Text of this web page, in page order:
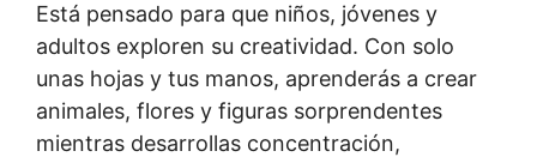
Está pensado para que niños, jóvenes y
adultos exploren su creatividad. Con solo
unas hojas y tus manos, aprenderás a crear
animales, flores y figuras sorprendentes
mientras desarrollas concentración,